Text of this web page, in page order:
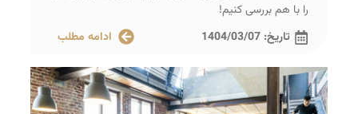
را با هم بررسی کنیم!
تاریخ: 1404/03/07 ادامه مطلب